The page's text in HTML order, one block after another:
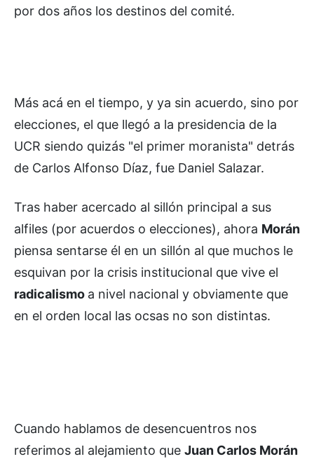
por dos años los destinos del comité.
Más acá en el tiempo, y ya sin acuerdo, sino por
elecciones, el que llegó a la presidencia de la
UCR siendo quizás "el primer moranista" detrás
de Carlos Alfonso Díaz, fue Daniel Salazar.
Tras haber acercado al sillón principal a sus
alfiles (por acuerdos o elecciones), ahora Morán
piensa sentarse él en un sillón al que muchos le
esquivan por la crisis institucional que vive el
radicalismo a nivel nacional y obviamente que
en el orden local las ocsas no son distintas.
Cuando hablamos de desencuentros nos
referimos al alejamiento que Juan Carlos Morán